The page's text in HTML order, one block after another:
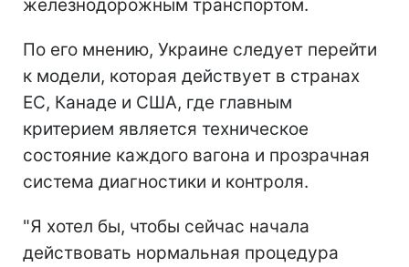
железнодорожным транспортом.
По его мнению, Украине следует перейти
к модели, которая действует в странах
ЕС, Канаде и США, где главным
критерием является техническое
состояние каждого вагона и прозрачная
система диагностики и контроля.
"Я хотел бы, чтобы сейчас начала
действовать нормальная процедура